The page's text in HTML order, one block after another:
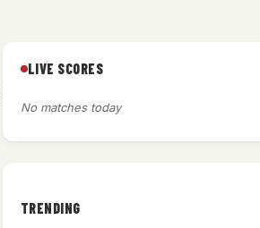
LIVE SCORES
No matches today
TRENDING